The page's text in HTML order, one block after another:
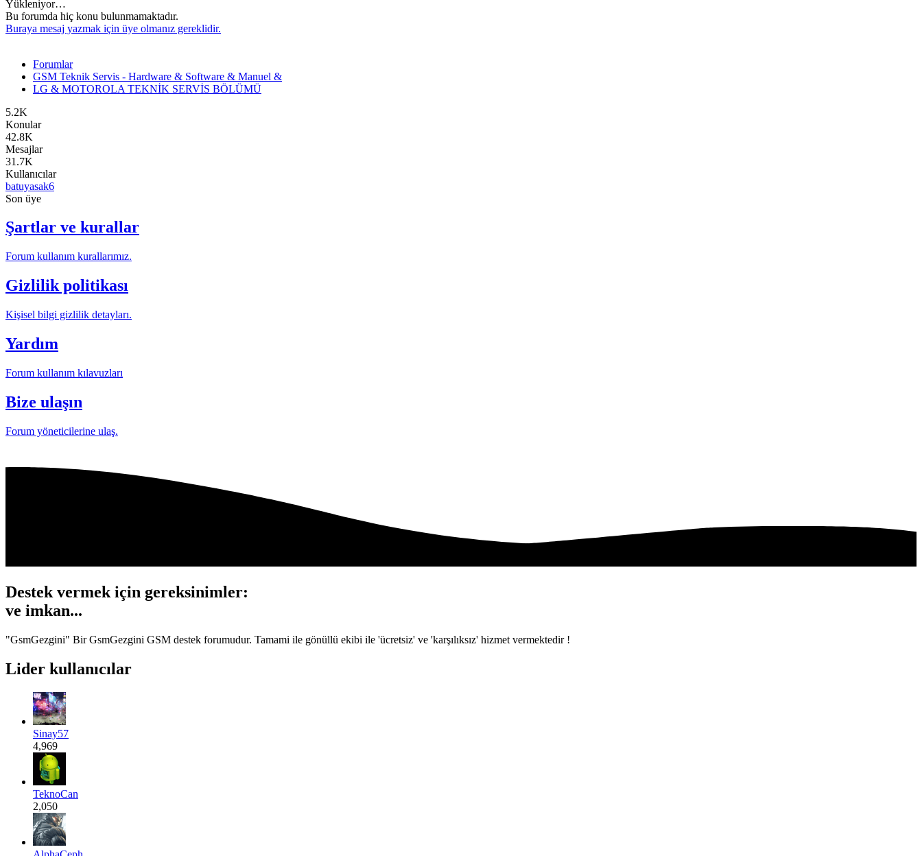
Yükleniyor…
Bu forumda hiç konu bulunmamaktadır.
Buraya mesaj yazmak için üye olmanız gereklidir.
Forumlar
GSM Teknik Servis - Hardware & Software & Manuel &
LG & MOTOROLA TEKNİK SERVİS BÖLÜMÜ
5.2K
Konular
42.8K
Mesajlar
31.7K
Kullanıcılar
batuyasak6
Son üye
Şartlar ve kurallar
Forum kullanım kurallarımız.
Gizlilik politikası
Kişisel bilgi gizlilik detayları.
Yardım
Forum kullanım kılavuzları
Bize ulaşın
Forum yöneticilerine ulaş.
Destek vermek için gereksinimler:
Gönül...
"GsmGezgini" Bir GsmGezgini GSM destek forumudur. Tamami ile gönüllü ekibi ile 'ücretsiz' ve 'karşılıksız' hizmet vermektedir !
Lider kullanıcılar
Sinay57
4,969
TeknoCan
2,050